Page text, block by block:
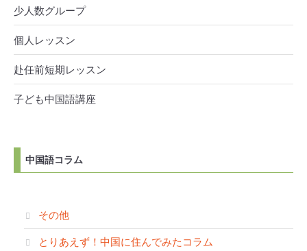
少人数グループ
個人レッスン
赴任前短期レッスン
子ども中国語講座
中国語コラム
その他
とりあえず！中国に住んでみたコラム